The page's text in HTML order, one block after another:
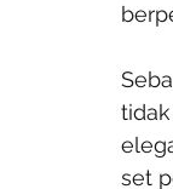
set